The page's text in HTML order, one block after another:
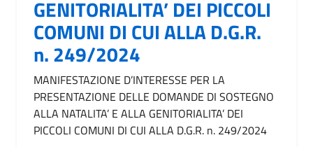
GENITORIALITA’ DEI PICCOLI
COMUNI DI CUI ALLA D.G.R.
n. 249/2024
MANIFESTAZIONE D’INTERESSE PER LA
PRESENTAZIONE DELLE DOMANDE DI SOSTEGNO
ALLA NATALITA’ E ALLA GENITORIALITA’ DEI
PICCOLI COMUNI DI CUI ALLA D.G.R. n. 249/2024